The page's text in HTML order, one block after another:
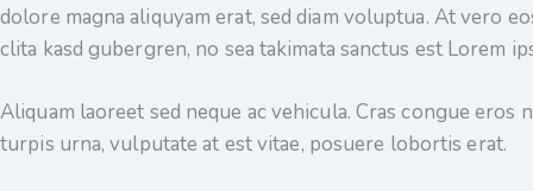
dolore magna aliquyam erat, sed diam voluptua. At vero
clita kasd gubergren, no sea takimata sanctus est Lorem
Aliquam laoreet sed neque ac vehicula. Cras congue eros
turpis urna, vulputate at est vitae, posuere lobortis erat.